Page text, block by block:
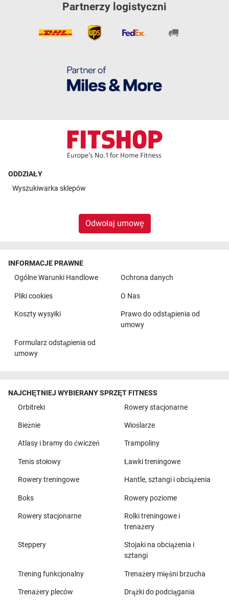
Partnerzy logistyczni
ODDZIAŁY
Wyszukiwarka sklepów
Odwołaj umowę
INFORMACJE PRAWNE
Ogólne Warunki Handlowe
Ochrona danych
Pliki cookies O Nas
Koszty wysyłki
Prawo do odstąpienia od
umowy
Formularz odstąpienia od
umowy
NAJCHĘTNIEJ WYBIERANY SPRZĘT FITNESS
Orbitreki
Rowery stacjonarne
Bieżnie Wioślarze
Atlasy i bramy do ćwiczeń Trampoliny
Tenis stołowy Ławki treningowe
Rowery treningowe Hantle, sztangi i obciążenia
Boks Rowery poziome
Rowery stacjonarne
Rolki treningowe i
trenażery
Steppery
Stojaki na obciążenia i
sztangi
Trening funkcjonalny Trenażery mięśni brzucha
Trenażery pleców Drążki do podciągania